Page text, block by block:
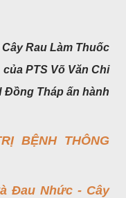
Rau Làm Thuốc
của PTS Võ Văn Chi
Đồng Tháp ấn hành
BỆNH THÔNG
Đau Nhức - Cây